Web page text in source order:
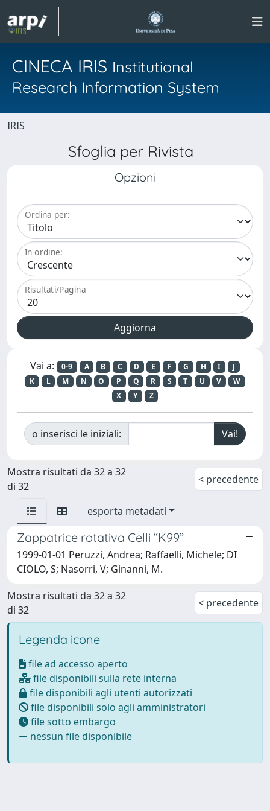
CINECA IRIS Institutional
Research Information System
IRIS
Sfoglia per Rivista
Opzioni
Ordina per:
In ordine:
Risultati/Pagina
Vai a: 0-9 A B C D E F G H I
J
K
L M N O P Q R S T U V
W
X
Y Z
o inserisci le iniziali:
Mostra risultati da 32 a 32
di 32
< precedente
esporta metadati
Zappatrice rotativa Celli “K99”
1999-01-01 Peruzzi, Andrea; Raffaelli, Michele; DI
CIOLO, S; Nasorri, V; Ginanni, M.
Mostra risultati da 32 a 32
di 32
< precedente
Legenda icone
file ad accesso aperto
file disponibili sulla rete interna
file disponibili agli utenti autorizzati
file disponibili solo agli amministratori
file sotto embargo
nessun file disponibile